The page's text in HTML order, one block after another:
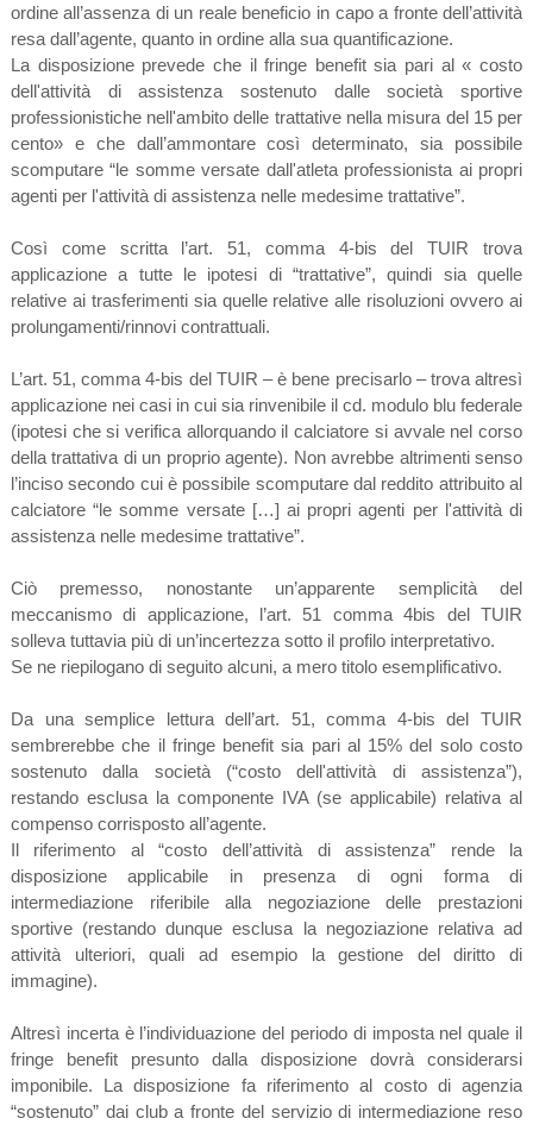
ordine all’assenza di un reale beneficio in capo a fronte dell’attività
resa dall’agente, quanto in ordine alla sua quantificazione.
La disposizione prevede che il fringe benefit sia pari al « costo
dell'attività di assistenza sostenuto dalle società sportive
professionistiche nell'ambito delle trattative nella misura del 15 per
cento» e che dall’ammontare così determinato, sia possibile
scomputare “le somme versate dall'atleta professionista ai propri
agenti per l'attività di assistenza nelle medesime trattative”.
Così come scritta l’art. 51, comma 4-bis del TUIR trova
applicazione a tutte le ipotesi di “trattative”, quindi sia quelle
relative ai trasferimenti sia quelle relative alle risoluzioni ovvero ai
prolungamenti/rinnovi contrattuali.
L’art. 51, comma 4-bis del TUIR – è bene precisarlo – trova altresì
applicazione nei casi in cui sia rinvenibile il cd. modulo blu federale
(ipotesi che si verifica allorquando il calciatore si avvale nel corso
della trattativa di un proprio agente). Non avrebbe altrimenti senso
l’inciso secondo cui è possibile scomputare dal reddito attribuito al
calciatore “le somme versate […] ai propri agenti per l'attività di
assistenza nelle medesime trattative”.
Ciò premesso, nonostante un’apparente semplicità del
meccanismo di applicazione, l’art. 51 comma 4bis del TUIR
solleva tuttavia più di un’incertezza sotto il profilo interpretativo.
Se ne riepilogano di seguito alcuni, a mero titolo esemplificativo.
Da una semplice lettura dell’art. 51, comma 4-bis del TUIR
sembrerebbe che il fringe benefit sia pari al 15% del solo costo
sostenuto dalla società (“costo dell'attività di assistenza”),
restando esclusa la componente IVA (se applicabile) relativa al
compenso corrisposto all’agente.
Il riferimento al “costo dell’attività di assistenza” rende la
disposizione applicabile in presenza di ogni forma di
intermediazione riferibile alla negoziazione delle prestazioni
sportive (restando dunque esclusa la negoziazione relativa ad
attività ulteriori, quali ad esempio la gestione del diritto di
immagine).
Altresì incerta è l’individuazione del periodo di imposta nel quale il
fringe benefit presunto dalla disposizione dovrà considerarsi
imponibile. La disposizione fa riferimento al costo di agenzia
“sostenuto” dai club a fronte del servizio di intermediazione reso